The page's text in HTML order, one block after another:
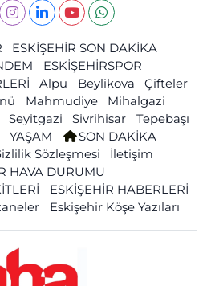
ESKİŞEHİR SON DAKİKA
ESKİŞEHİRSPOR
Alpu Beylikova
Çifteler
Mahmudiye
Mihalgazi
Seyitgazi Sivrihisar
Tepebaşı
YAŞAM
SON DAKİKA
Sözleşmesi
İletişim
HAVA DURUMU
ESKİŞEHİR HABERLERİ
Eskişehir Köşe Yazıları